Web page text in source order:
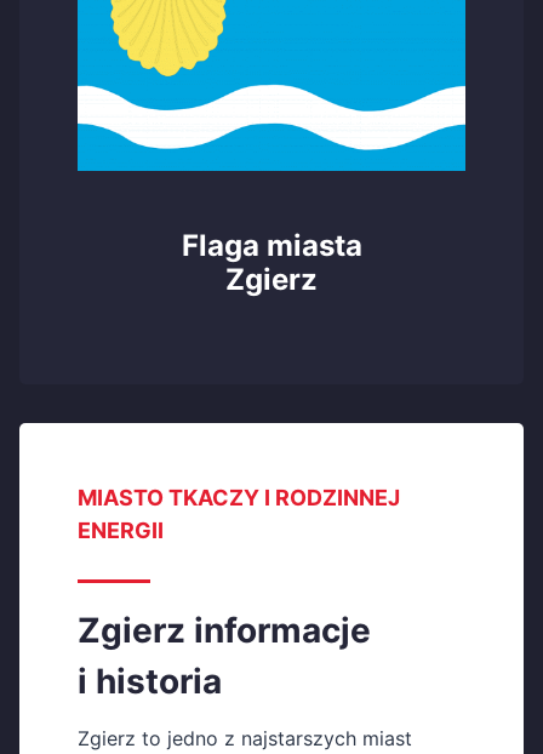
Flaga miasta
Zgierz
MIASTO TKACZY I RODZINNEJ
ENERGII
Zgierz informacje
i historia
Zgierz to jedno z najstarszych miast